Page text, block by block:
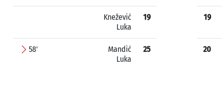
Knežević
Luka
19
58'
Mandić
Luka
25
19
20